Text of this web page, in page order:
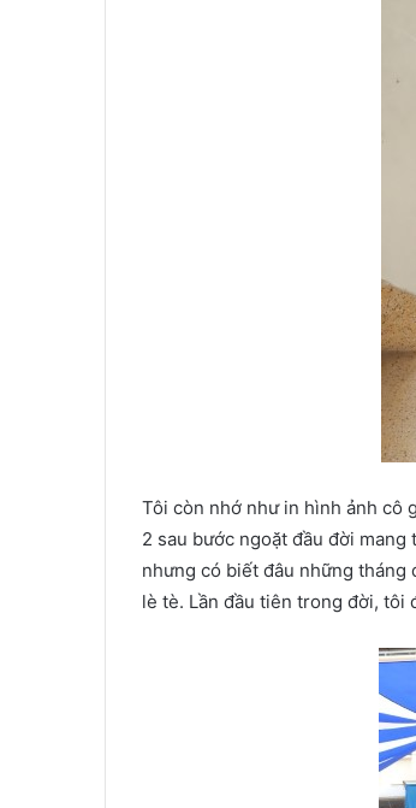
Tôi còn nhớ như in hình ảnh cô
2 sau bước ngoặt đầu đời
nhưng có biết đâu những tháng
lè tè. Lần đầu tiên trong đời, tôi